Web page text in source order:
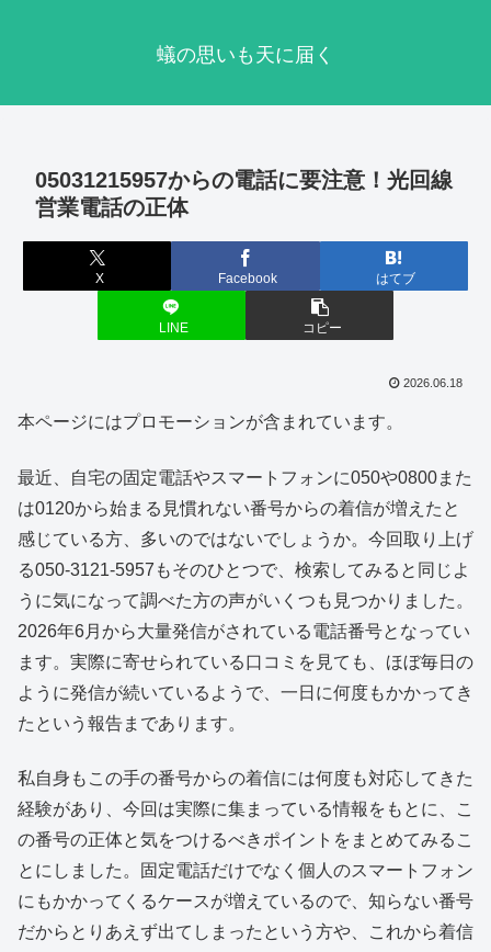
蟻の思いも天に届く
05031215957からの電話に要注意！光回線
営業電話の正体
X Facebook はてブ
LINE コピー
2026.06.18
本ページにはプロモーションが含まれています。
最近、自宅の固定電話やスマートフォンに050や0800また
は0120から始まる見慣れない番号からの着信が増えたと
感じている方、多いのではないでしょうか。今回取り上げ
る050-3121-5957もそのひとつで、検索してみると同じよ
うに気になって調べた方の声がいくつも見つかりました。
2026年6月から大量発信がされている電話番号となってい
ます。実際に寄せられている口コミを見ても、ほぼ毎日の
ように発信が続いているようで、一日に何度もかかってき
たという報告まであります。
私自身もこの手の番号からの着信には何度も対応してきた
経験があり、今回は実際に集まっている情報をもとに、こ
の番号の正体と気をつけるべきポイントをまとめてみるこ
とにしました。固定電話だけでなく個人のスマートフォン
にもかかってくるケースが増えているので、知らない番号
だからとりあえず出てしまったという方や、これから着信